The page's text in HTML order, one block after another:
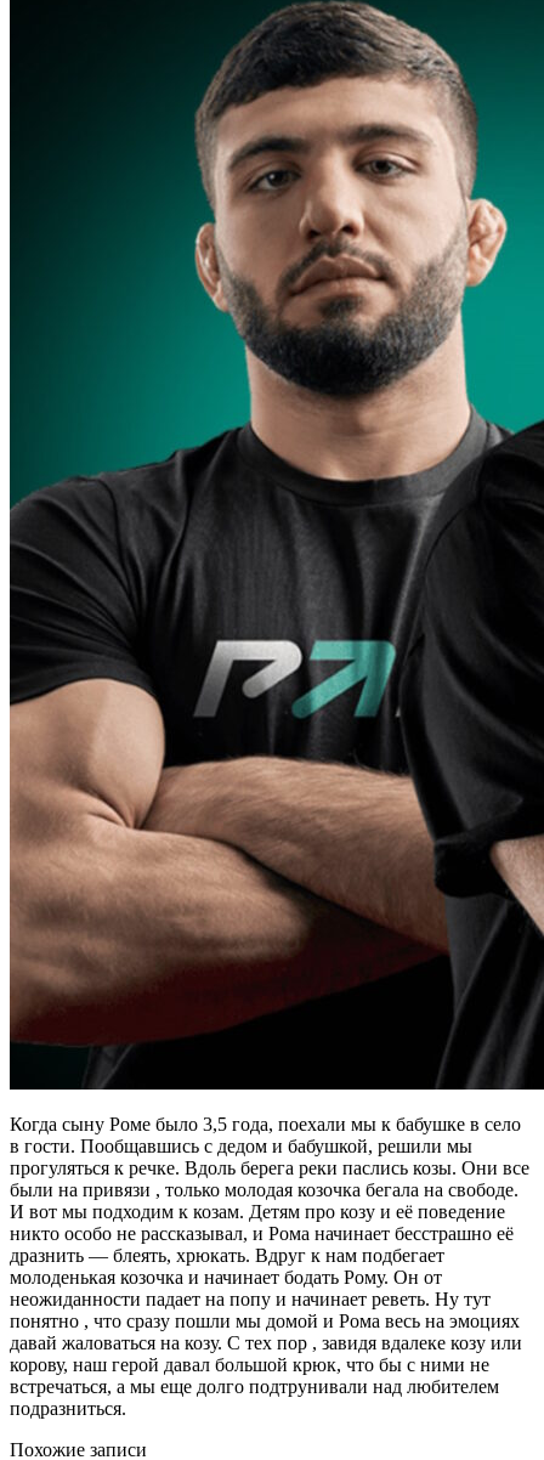
Когда сыну Роме было 3,5 года, поехали мы к бабушке в село
в гости. Пообщавшись с дедом и бабушкой, решили мы
прогуляться к речке. Вдоль берега реки паслись козы. Они все
были на привязи , только молодая козочка бегала на свободе.
И вот мы подходим к козам. Детям про козу и её поведение
никто особо не рассказывал, и Рома начинает бесстрашно её
дразнить — блеять, хрюкать. Вдруг к нам подбегает
молоденькая козочка и начинает бодать Рому. Он от
неожиданности падает на попу и начинает реветь. Ну тут
понятно , что сразу пошли мы домой и Рома весь на эмоциях
давай жаловаться на козу. С тех пор , завидя вдалеке козу или
корову, наш герой давал большой крюк, что бы с ними не
встречаться, а мы еще долго подтрунивали над любителем
подразниться.
Похожие записи